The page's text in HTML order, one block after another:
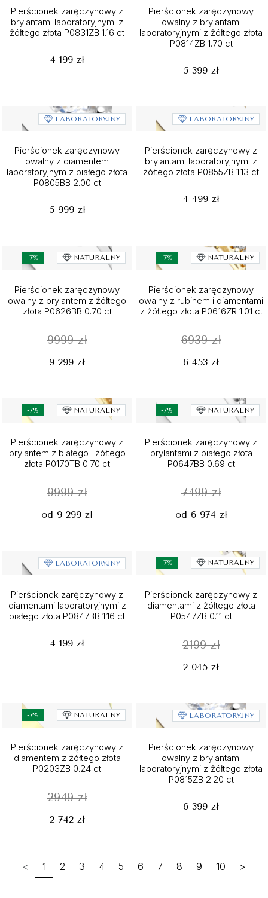
Pierścionek zaręczynowy z
brylantami laboratoryjnymi z
żółtego złota P0831ZB 1.16 ct
4 199 zł
Pierścionek zaręczynowy
owalny z brylantami
laboratoryjnymi z żółtego złota
P0814ZB 1.70 ct
5 399 zł
LABORATORYJNY
Pierścionek zaręczynowy
owalny z diamentem
laboratoryjnym z białego złota
P0805BB 2.00 ct
5 999 zł
LABORATORYJNY
Pierścionek zaręczynowy z
brylantami laboratoryjnymi z
żółtego złota P0855ZB 1.13 ct
4 499 zł
-7% NATURALNY
Pierścionek zaręczynowy
owalny z brylantem z żółtego
złota P0626BB 0.70 ct
9999 zł
9 299 zł
-7% NATURALNY
Pierścionek zaręczynowy
owalny z rubinem i diamentami
z żółtego złota P0616ZR 1.01 ct
6939 zł
6 453 zł
-7% NATURALNY
Pierścionek zaręczynowy z
brylantem z białego i żółtego
złota P0170TB 0.70 ct
9999 zł
od 9 299 zł
-7% NATURALNY
Pierścionek zaręczynowy z
brylantami z białego złota
P0647BB 0.69 ct
7499 zł
od 6 974 zł
LABORATORYJNY
Pierścionek zaręczynowy z
diamentami laboratoryjnymi z
białego złota P0847BB 1.16 ct
4 199 zł
-7% NATURALNY
Pierścionek zaręczynowy z
diamentami z żółtego złota
P0547ZB 0.11 ct
2199 zł
2 045 zł
-7% NATURALNY
Pierścionek zaręczynowy z
diamentem z żółtego złota
P0203ZB 0.24 ct
2949 zł
2 742 zł
LABORATORYJNY
Pierścionek zaręczynowy
owalny z brylantami
laboratoryjnymi z żółtego złota
P0815ZB 2.20 ct
6 399 zł
< 1 2 3 4 5 6 7 8 9 10 >